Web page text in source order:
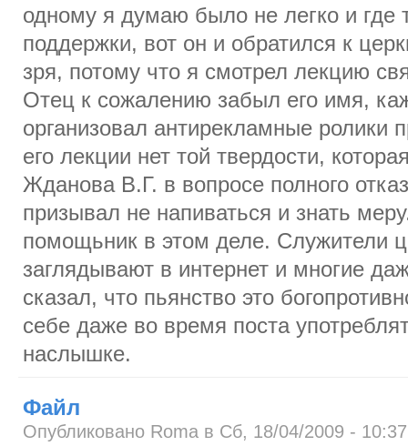
одному я думаю было не легко и где
поддержки, вот он и обратился к
зря, потому что я смотрел лекцию
Отец к сожалению забыл его имя,
организовал антирекламные ролики
его лекции нет той твердости,
Жданова В.Г. в вопросе полного
призывал не напиваться и знать
помощьник в этом деле. Служители
заглядывают в интернет и многие
сказал, что пьянство это
себе даже во время поста
наслышке.
Файл
Опубликовано Roma в Сб, 18/04/2009 -